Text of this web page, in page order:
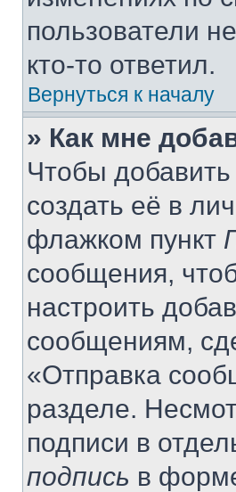
пользователи
кто-то ответил.
Вернуться к началу
» Как мне
Чтобы
создать её в
флажком пункт
сообщения,
настроить
сообщениям,
«Отправка
разделе.
подписи в
подпись в